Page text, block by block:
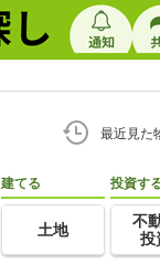
最近見た
建てる
土地
投資す
不
投